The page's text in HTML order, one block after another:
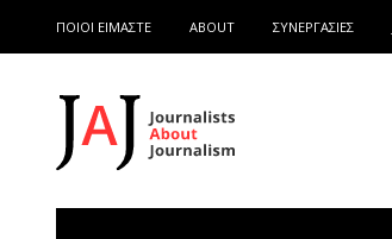
ΠΟΙΟΙ ΕΙΜΑΣΤΕ ABOUT ΣΥΝΕΡΓΑΣΙΕΣ